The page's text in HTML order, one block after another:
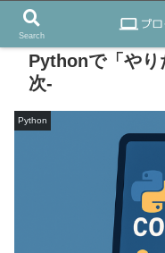
Pythonで「やり
次-
Python
Search